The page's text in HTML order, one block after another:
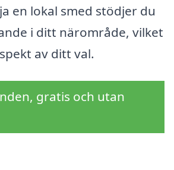
en lokal smed stödjer du
i ditt närområde, vilket
av ditt val.
gratis och utan